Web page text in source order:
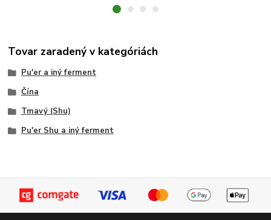
Tovar zaradený v kategóriách
Pu'er a iný ferment
Čína
Tmavý (Shu)
Pu'er Shu a iný ferment